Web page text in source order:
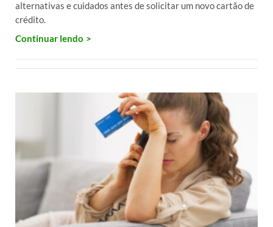
alternativas e cuidados antes de solicitar um novo cartão de
crédito.
Continuar lendo